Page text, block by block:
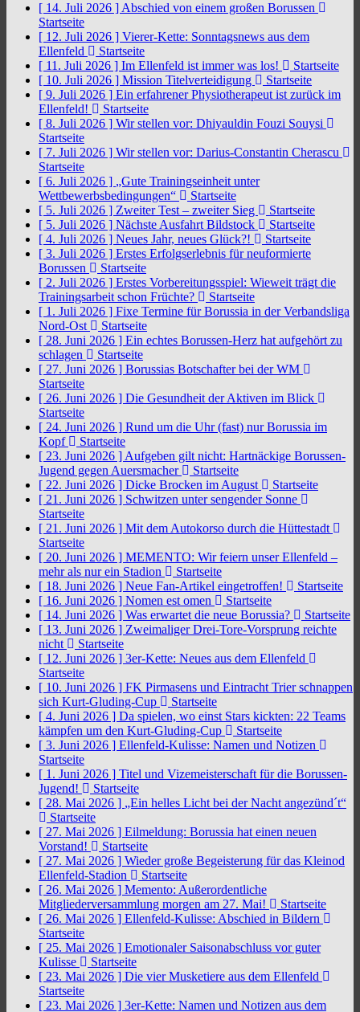
[ 14. Juli 2026 ] Abschied von einem großen Borussen
Startseite
[ 12. Juli 2026 ] Vierer-Kette: Sonntagsnews aus dem
Ellenfeld
Startseite
[ 11. Juli 2026 ] Im Ellenfeld ist immer was los!
Startseite
[ 10. Juli 2026 ] Mission Titelverteidigung
Startseite
[ 9. Juli 2026 ] Ein erfahrener Physiotherapeut ist zurück im
Ellenfeld!
Startseite
[ 8. Juli 2026 ] Wir stellen vor: Dhiyauldin Fouzi Souysi
Startseite
[ 7. Juli 2026 ] Wir stellen vor: Darius-Constantin Cherascu
Startseite
[ 6. Juli 2026 ] „Gute Trainingseinheit unter
Wettbewerbsbedingungen“
Startseite
[ 5. Juli 2026 ] Zweiter Test – zweiter Sieg
Startseite
[ 5. Juli 2026 ] Nächste Ausfahrt Bildstock
Startseite
[ 4. Juli 2026 ] Neues Jahr, neues Glück?!
Startseite
[ 3. Juli 2026 ] Erstes Erfolgserlebnis für neuformierte
Borussen
Startseite
[ 2. Juli 2026 ] Erstes Vorbereitungsspiel: Wieweit trägt die
Trainingsarbeit schon Früchte?
Startseite
[ 1. Juli 2026 ] Fixe Termine für Borussia in der Verbandsliga
Nord-Ost
Startseite
[ 28. Juni 2026 ] Ein echtes Borussen-Herz hat aufgehört zu
schlagen
Startseite
[ 27. Juni 2026 ] Borussias Botschafter bei der WM
Startseite
[ 26. Juni 2026 ] Die Gesundheit der Aktiven im Blick
Startseite
[ 24. Juni 2026 ] Rund um die Uhr (fast) nur Borussia im
Kopf
Startseite
[ 23. Juni 2026 ] Aufgeben gilt nicht: Hartnäckige Borussen-
Jugend gegen Auersmacher
Startseite
[ 22. Juni 2026 ] Dicke Brocken im August
Startseite
[ 21. Juni 2026 ] Schwitzen unter sengender Sonne
Startseite
[ 21. Juni 2026 ] Mit dem Autokorso durch die Hüttestadt
Startseite
[ 20. Juni 2026 ] MEMENTO: Wir feiern unser Ellenfeld –
mehr als nur ein Stadion
Startseite
[ 18. Juni 2026 ] Neue Fan-Artikel eingetroffen!
Startseite
[ 16. Juni 2026 ] Nomen est omen
Startseite
[ 14. Juni 2026 ] Was erwartet die neue Borussia?
Startseite
[ 13. Juni 2026 ] Zweimaliger Drei-Tore-Vorsprung reichte
nicht
Startseite
[ 12. Juni 2026 ] 3er-Kette: Neues aus dem Ellenfeld
Startseite
[ 10. Juni 2026 ] FK Pirmasens und Eintracht Trier schnappen
sich Kurt-Gluding-Cup
Startseite
[ 4. Juni 2026 ] Da spielen, wo einst Stars kickten: 22 Teams
kämpfen um den Kurt-Gluding-Cup
Startseite
[ 3. Juni 2026 ] Ellenfeld-Kulisse: Namen und Notizen
Startseite
[ 1. Juni 2026 ] Titel und Vizemeisterschaft für die Borussen-
Jugend!
Startseite
[ 28. Mai 2026 ] „Ein helles Licht bei der Nacht angezünd´t“
Startseite
[ 27. Mai 2026 ] Eilmeldung: Borussia hat einen neuen
Vorstand!
Startseite
[ 27. Mai 2026 ] Wieder große Begeisterung für das Kleinod
Ellenfeld-Stadion
Startseite
[ 26. Mai 2026 ] Memento: Außerordentliche
Mitgliederversammlung morgen am 27. Mai!
Startseite
[ 26. Mai 2026 ] Ellenfeld-Kulisse: Abschied in Bildern
Startseite
[ 25. Mai 2026 ] Emotionaler Saisonabschluss vor guter
Kulisse
Startseite
[ 23. Mai 2026 ] Die vier Musketiere aus dem Ellenfeld
Startseite
[ 23. Mai 2026 ] 3er-Kette: Namen und Notizen aus dem